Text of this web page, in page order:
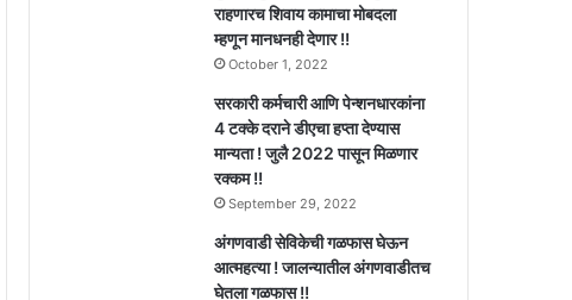
राहणारच शिवाय कामाचा मोबदला
म्हणून मानधनही देणार !!
October 1, 2022
सरकारी कर्मचारी आणि पेन्शनधारकांना
4 टक्के दराने डीएचा हप्ता देण्यास
मान्यता ! जुलै 2022 पासून मिळणार
रक्कम !!
September 29, 2022
अंगणवाडी सेविकेची गळफास घेऊन
आत्महत्या ! जालन्यातील अंगणवाडीतच
घेतला गळफास !!